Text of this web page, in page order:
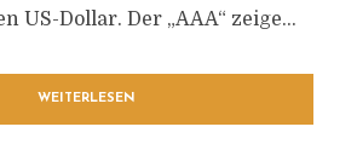
US-Dollar. Der „AAA“ zeige...
WEITERLESEN